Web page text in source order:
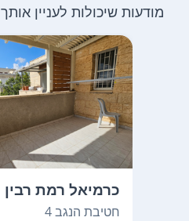
מודעות שיכולות לעניין אותך
כרמיאל רמת רבין
חטיבת הנגב 4